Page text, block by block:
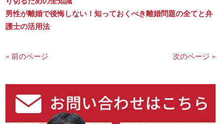
男性が離婚で後悔しない！知っておくべき離婚問題の全てと弁
護士の活用法
« 前のページ 次のページ »